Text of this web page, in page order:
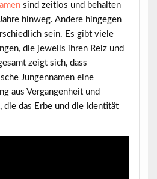
sind zeitlos und behalten
hinweg. Andere hingegen
sein. Es gibt viele
die jeweils ihren Reiz und
zeigt sich, dass
Jungennamen eine
aus Vergangenheit und
die das Erbe und die Identität